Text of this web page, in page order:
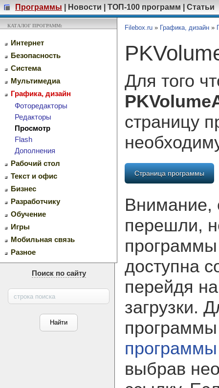
Программы Новости ТОП-100 программ Статьи
КАТАЛОГ ПРОГРАММ:
Интернет
Безопасность
Система
Мультимедиа
Графика, дизайн
Фоторедакторы
Редакторы
Просмотр
Flash
Дополнения
Рабочий стол
Текст и офис
Бизнес
Разработчику
Обучение
Игры
Мобильная связь
Разное
Поиск по сайту
Filebox.ru » Графика, дизайн »
Для того
страницу
Страница программы
Внимание,
перешли,
доступна
перейдя
загрузки.
программы
выбрав